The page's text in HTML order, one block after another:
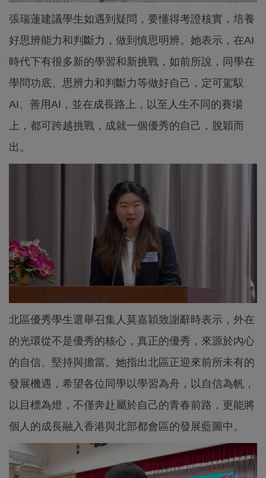
張瑞蓮建議學生如遇到疑問，要懂得考證核實，培養
好思辨能力和判斷力，做到慎思明辨。她表示，在AI
時代下有很多新的學習和新挑戰，如前所說，同學在
學問功底、思辨力和判斷力等做好自己，定可駕馭
AI、善用AI，並在成長路上，以至人生不同的賽場
上，都可跨越挑戰，成就一個優秀的自己，脫穎而
出。
北區優秀學生選舉召集人莫嘉穎致謝辭時表示，外在
的光環從不是優秀的核心，真正的優秀，來源於內心
的自信、堅持與擔當。她指出北區正迎來前所未有的
發展機遇，希望各位同學以學習為舟，以自信為帆，
以目標為燈，不僅奔赴屬於自己的青春前路，更能將
個人的成長融入香港與北部都會區的發展藍圖中。